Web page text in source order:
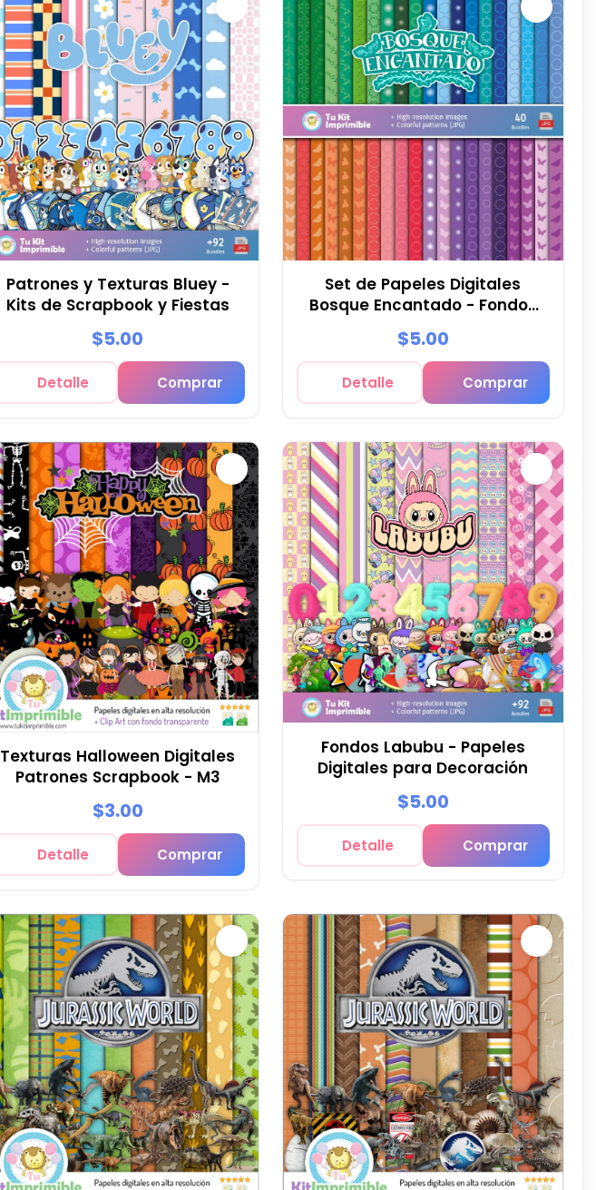
Patrones y Texturas Bluey -
Kits de Scrapbook y Fiestas
$5.00
Detalle Comprar
Set de Papeles Digitales
Bosque Encantado - Fondos
para Fiestas y Scrapbooking
$5.00
Detalle Comprar
Texturas Halloween Digitales
Patrones Scrapbook - M3
$3.00
Detalle Comprar
Fondos Labubu - Papeles
Digitales para Decoración
$5.00
Detalle Comprar